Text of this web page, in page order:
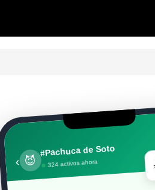
‹ 😈
#Pachuca de Soto
324 activos ahora